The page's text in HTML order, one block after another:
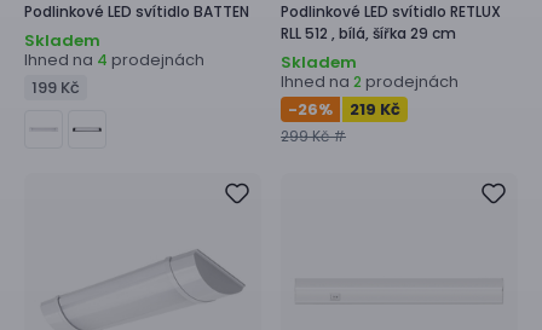
Podlinkové LED svítidlo BATTEN
Skladem
Ihned na 4 prodejnách
199 Kč
Podlinkové LED svítidlo RETLUX
RLL 512 , bílá, šířka 29 cm
Skladem
Ihned na 2 prodejnách
-26% 219 Kč
299 Kč #